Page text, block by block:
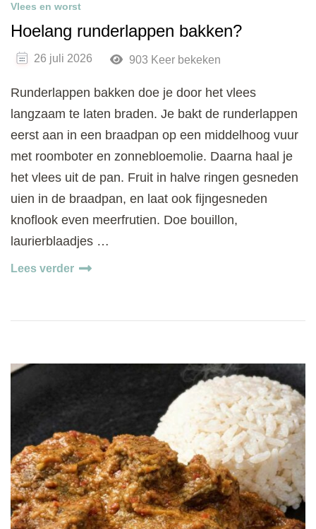
Vlees en worst
Hoelang runderlappen bakken?
26 juli 2026 903 Keer bekeken
Runderlappen bakken doe je door het vlees
langzaam te laten braden. Je bakt de runderlappen
eerst aan in een braadpan op een middelhoog vuur
met roomboter en zonnebloemolie. Daarna haal je
het vlees uit de pan. Fruit in halve ringen gesneden
uien in de braadpan, en laat ook fijngesneden
knoflook even meerfrutien. Doe bouillon,
laurierblaadjes …
Lees verder